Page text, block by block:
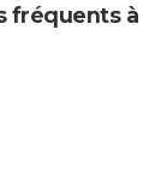
fréquents à